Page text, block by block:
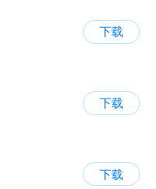
下载
下载
下载